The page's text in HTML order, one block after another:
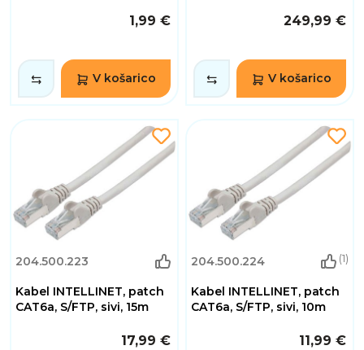
1,99 €
V košarico
249,99 €
V košarico
204.500.223
Kabel INTELLINET, patch
CAT6a, S/FTP, sivi, 15m
17,99 €
204.500.224 (1)
Kabel INTELLINET, patch
CAT6a, S/FTP, sivi, 10m
11,99 €